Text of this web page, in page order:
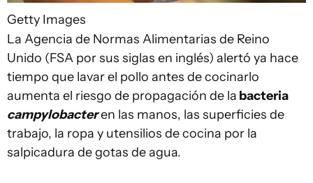
Getty Images
La Agencia de Normas Alimentarias de Reino
Unido (FSA por sus siglas en inglés) alertó ya hace
tiempo que lavar el pollo antes de cocinarlo
aumenta el riesgo de propagación de la bacteria
campylobacteren las manos, las superficies de
trabajo, la ropa y utensilios de cocina por la
salpicadura de gotas de agua.